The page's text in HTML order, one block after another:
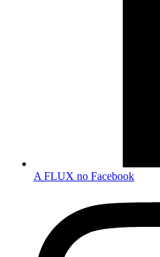
A FLUX no Facebook